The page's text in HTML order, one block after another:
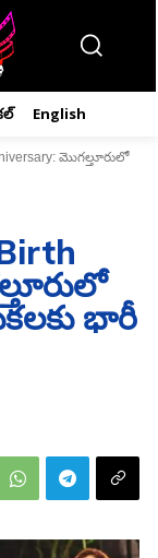
English
మొగల్తూరులో
భారీ